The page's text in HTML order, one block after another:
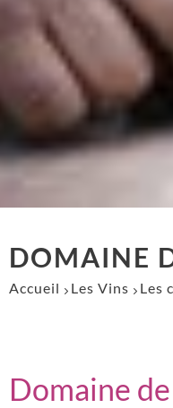
DOMAINE
Accueil Les Vins Les
Domaine